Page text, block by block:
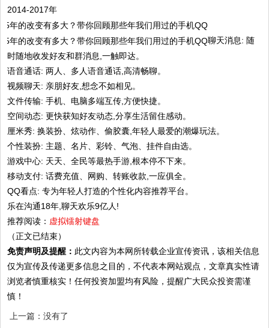
2014-2017年
​​聊天消息: 随
时随地收发好友和群消息,一触即达。
语音通话: 两人、多人语音通话,高清畅聊。
视频聊天: 亲朋好友,想念不如相见。
文件传输: 手机、电脑多端互传,方便快捷。
空间动态: 更快获知好友动态,分享生活留住感动。
厘米秀: 换装扮、炫动作、偷胶囊,年轻人最爱的潮爆玩法。
个性装扮: 主题、名片、彩铃、气泡、挂件自由选。
游戏中心: 天天、全民等最热手游,根本停不下来。
移动支付: 话费充值、网购、转账收款,一应俱全。
QQ看点: 专为年轻人打造的个性化内容推荐平台。
乐在沟通18年,聊天欢乐9亿人!
推荐阅读： 虚拟镭射键盘
（正文已结束）
免责声明及提醒： 此文内容为本网所转载企业宣传资讯，该相关信息
仅为宣传及传递更多信息之目的，不代表本网站观点，文章真实性请
浏览者慎重核实！任何投资加盟均有风险，提醒广大民众投资需谨
慎！
上一篇：没有了